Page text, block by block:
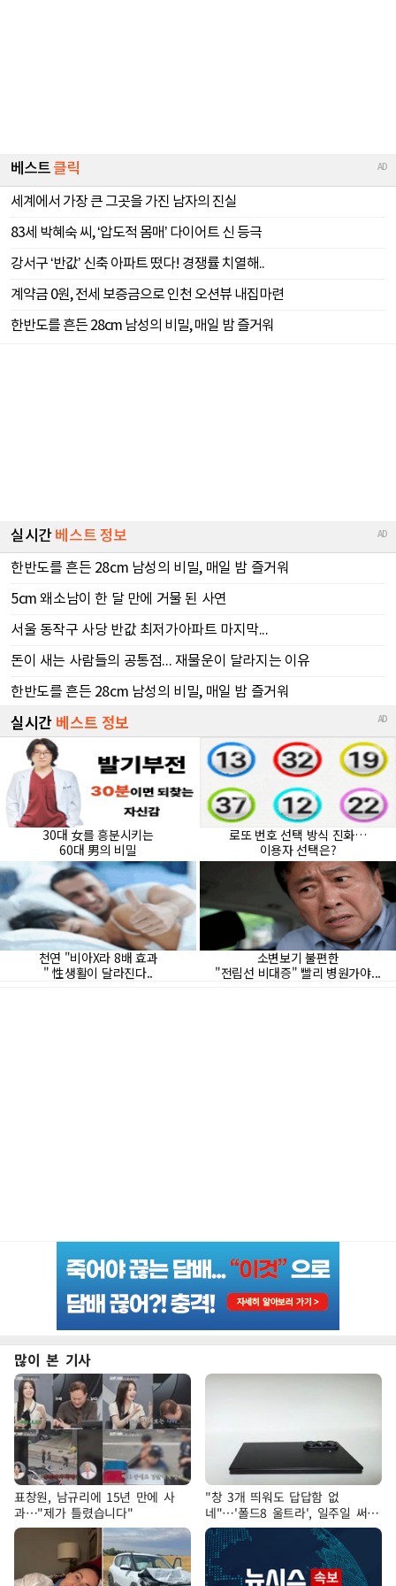
많이 본 기사
표창원, 남규리에 15년 만에 사
과…"제가 틀렸습니다"
"창 3개 띄워도 답답함 없
네"…'폴드8 울트라', 일주일 써보
니